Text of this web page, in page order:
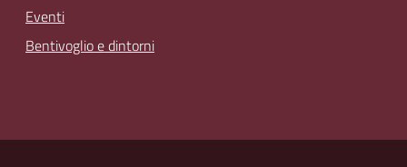
Eventi
Bentivoglio e dintorni